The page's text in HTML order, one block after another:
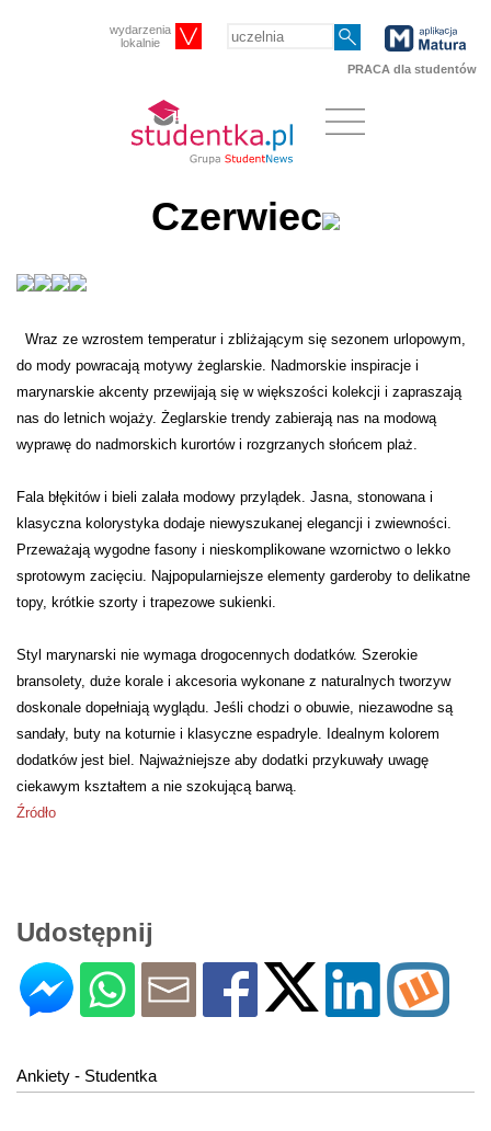
wydarzenia
lokalnie
PRACA dla studentów
Czerwiec
Wraz ze wzrostem temperatur i zbliżającym się sezonem urlopowym,
do mody powracają motywy żeglarskie. Nadmorskie inspiracje i
marynarskie akcenty przewijają się w większości kolekcji i zapraszają
nas do letnich wojaży. Żeglarskie trendy zabierają nas na modową
wyprawę do nadmorskich kurortów i rozgrzanych słońcem plaż.
Fala błękitów i bieli zalała modowy przylądek. Jasna, stonowana i
klasyczna kolorystyka dodaje niewyszukanej elegancji i zwiewności.
Przeważają wygodne fasony i nieskomplikowane wzornictwo o lekko
sprotowym zacięciu. Najpopularniejsze elementy garderoby to delikatne
topy, krótkie szorty i trapezowe sukienki.
Styl marynarski nie wymaga drogocennych dodatków. Szerokie
bransolety, duże korale i akcesoria wykonane z naturalnych tworzyw
doskonale dopełniają wyglądu. Jeśli chodzi o obuwie, niezawodne są
sandały, buty na koturnie i klasyczne espadryle. Idealnym kolorem
dodatków jest biel. Najważniejsze aby dodatki przykuwały uwagę
ciekawym kształtem a nie szokującą barwą.
Źródło
Udostępnij
Ankiety - Studentka